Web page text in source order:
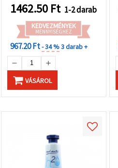
1462.50 Ft 1-2 darab
KEDVEZMÉNYEK
MENNYISÉGHEZ
967.20 Ft- 34 %3 darab +
VÁSÁROL